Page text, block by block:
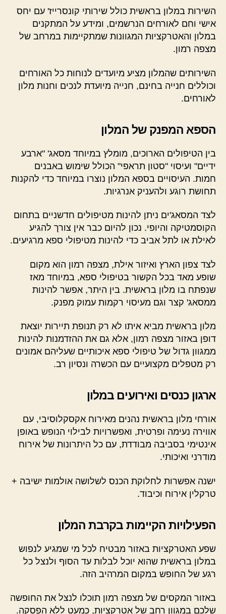
השירות במלון בראשית כולל שירותי קונסרייז' עם יחס
אישי וחם לאורחים הנרשמים, ומידע על המתקנים
במלון והאטרקציות המגוונות שמתקיימות במרחב של
מצפה רמון.
השירותים שהמלון מציע מיועדים לנוחות כל האורחים
וכוללים חנייה בחינם, חנייה מיועדת לנכים וחנות מלון
לאורחים.
הספא המפנק של המלון
בין הטיפולים הארוכים, מומלץ במיוחד מסאג' "ארבע
ידיים" ועיסוי "סטון תראפי" הכולל שימוש באבנים
חמות. העיסויים בספא המלון נוצרו במיוחד כדי להקנות
תחושת רוגע ולהעניק אנרגיות.
לצד המסאג'ים ניתן להינות מטיפולים חדשניים בתחום
הקוסמטיקה והיופי. נכון להיום כבר אין צורך להגיע
לאילת או לתל אביב כדי להינות מטיפולי ספא מרגיעים.
לצד צפון הארץ ואיזור אילת, מצפה רמון הוא מקום
שופע מאד בכל הקשור בטיפולי ספא, במיוחד מאז
שנפתח בו מלון בראשית. בין היתר, אפשר להינות
ממסאג' קצר וגם מעיסוי רקמות עמוק מפנק.
מלון בראשית מביא איתו לא רק תנופת תיירות יוצאת
דופן באזור מצפה רמון, אלא גם את ההזדמנות להינות
ממגוון גדול של טיפולי ספא איכותיים שעליהם אמונים
רק מטפלים מקצועיים עם הכשרה ונסיון רב.
ארגון כנסים ואירועים במלון
אורחי מלון בראשית נהנים מאירוח אקסקלוסיבי, עם
אווירה נעימה ופרטית, ואפשרויות לבילוי הנופש באופן
אינטימי בסביבה מבודדת, עם כל היתרונות של אירוח
מודרני ואיכותי.
ישנה אפשרות לחלוקת הכנס לשלושה אולמות ישיבה +
טרקלין אירוח וכיבוד.
הפעילויות הקיימות בקרבת המלון
שפע האטרקציות באזור מבטיח לכל מי שמגיע לנפוש
במלון בראשית שהוא יוכל לבלות עד הסוף ולנצל כל
רגע של החופש במקום המרהיב הזה.
באזור המקסים של מצפה רמון תוכלו לנצל את החופשה
שלכם במגוון רחב של אטרקציות, כמעט ללא הפסקה.